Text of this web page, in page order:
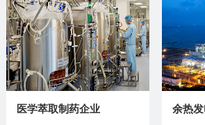
医学萃取制药企业 余热